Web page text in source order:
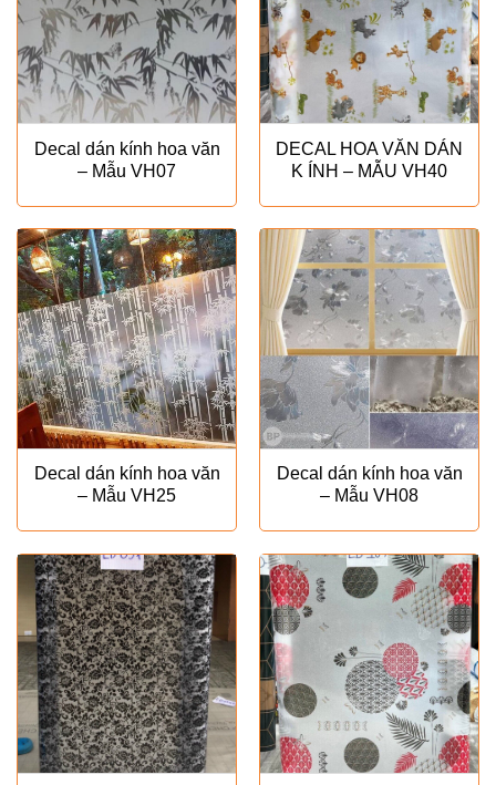
Decal dán kính hoa văn
– Mẫu VH07
DECAL HOA VĂN DÁN
K ÍNH – MẪU VH40
Decal dán kính hoa văn
– Mẫu VH25
Decal dán kính hoa văn
– Mẫu VH08